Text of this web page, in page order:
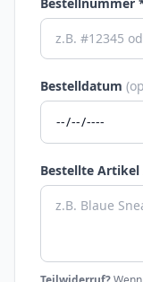
Bestelldatum
Bestellte